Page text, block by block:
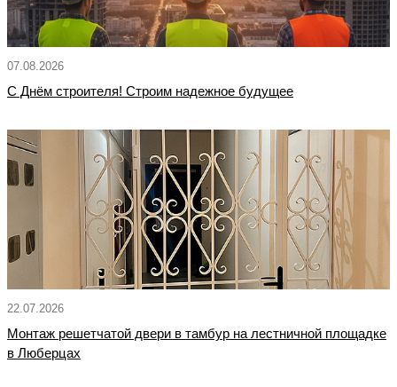
07.08.2026
С Днём строителя! Строим надежное будущее
22.07.2026
Монтаж решетчатой двери в тамбур на лестничной площадке
в Люберцах